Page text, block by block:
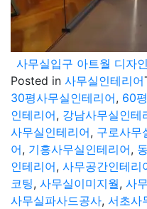
Posted in 사무실인테리어
30평사무실인테리어, 60
인테리어, 강남사무실인테
사무실인테리어, 구로사무
어, 기흥사무실인테리어,
인테리어, 사무공간인테리
코팅, 사무실이미지월, 사
사무실파사드공사, 서초사